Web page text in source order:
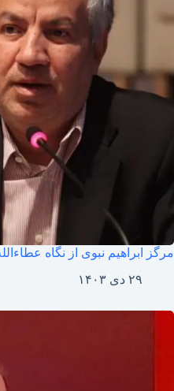
مرگز ابراهیم نبوی از نگاه
۲۹ دی ۱۴۰۳